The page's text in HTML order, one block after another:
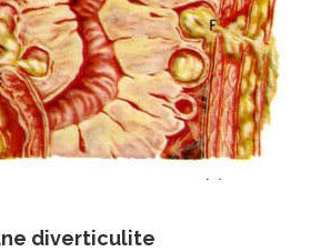
diverticulite